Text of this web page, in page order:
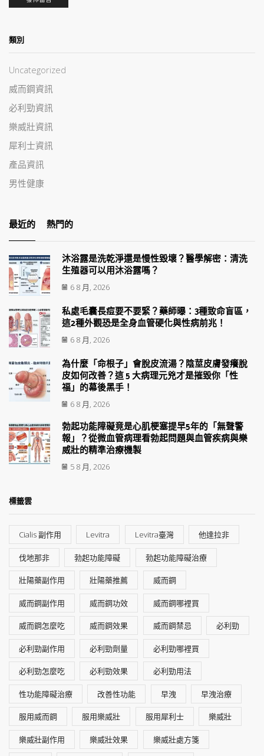
類別
Uncategorized
威而鋼資訊
必利勁資訊
樂威壯資訊
犀利士資訊
產品資訊
男性健康
最近的 熱門的
沐浴露是洗乾淨還是慢性毀壞？醫學解密：清洗
生殖器可以用沐浴露嗎？
6 8 月, 2026
私處毛囊長痘要不要緊？藥師曝：3種致命盲區，
這2種外觀恐是全身血管硬化與性病前兆！
6 8 月, 2026
為什麼「命根子」會脫皮流湯？陰莖皮膚發癢脫
皮如何改善？這 5 大病理元兇才是摧毀你「性
福」的幕後黑手！
6 8 月, 2026
勃起功能障礙竟是心肌梗塞提早5年的「無聲警
報」？從微血管病理看勃起問題與血管疾病與樂
威壯的精準治療機製
5 8 月, 2026
標籤雲
Cialis 副作用 Levitra Levitra臺灣 他達拉非
伐地那非 勃起功能障礙 勃起功能障礙治療
壯陽藥副作用 壯陽藥推薦 威而鋼
威而鋼副作用 威而鋼功效 威而鋼哪裡買
威而鋼怎麼吃 威而鋼效果 威而鋼禁忌 必利勁
必利勁副作用 必利勁劑量 必利勁哪裡買
必利勁怎麼吃 必利勁效果 必利勁用法
性功能障礙治療 改善性功能 早洩 早洩治療
服用威而鋼 服用樂威壯 服用犀利士 樂威壯
樂威壯副作用 樂威壯效果 樂威壯處方箋